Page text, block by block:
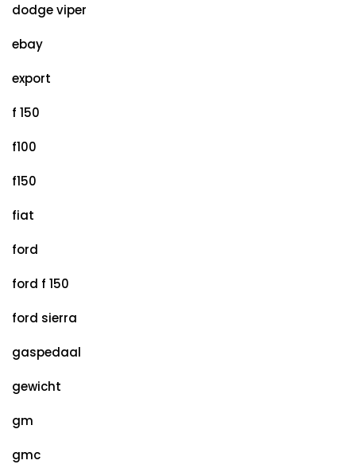
dodge viper
ebay
export
f 150
f100
f150
fiat
ford
ford f 150
ford sierra
gaspedaal
gewicht
gm
gmc